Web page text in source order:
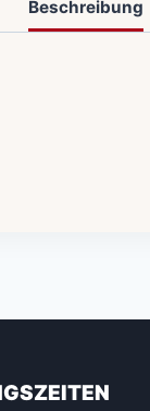
Beschreibung